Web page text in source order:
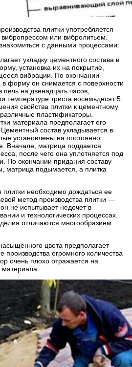
плитки употребляется
вибропрессом или вибролитьем.
с данными процессами:
укладку цементного состава в
установка их на покрытие,
вибрации. По окончании
в форму он снимается с поверхности
печь на двенадцать часов,
температуре триста восемьдесят 5
свойства плитки к цементному
пластификаторы.
материала предполагает его
состав укладывается в
установлены на постоянно
Вначале, матрица поддается
после чего она уплотняется под
По окончании придания составу
подымается, а плитка
необходимо дождаться ее
метод производства плитки —
не испытывает недочет в
и технологических процессах.
отличаются многообразием
цвета предполагает
огромного количества
очень плохо отражается на